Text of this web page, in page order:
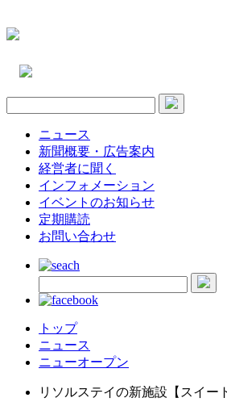
ニュース
新聞概要・広告案内
経営者に聞く
インフォメーション
イベントのお知らせ
定期購読
お問い合わせ
トップ
ニュース
ニューオープン
リソルステイの新施設【スイー